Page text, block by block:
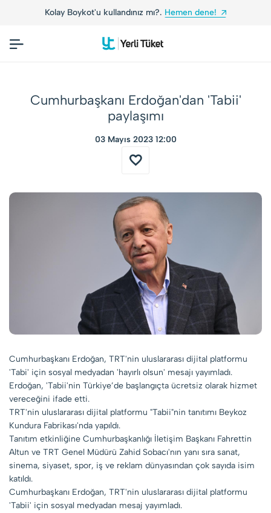
Boykot'u kullandınız mı?.Hemen dene!
Cumhurbaşkanı Erdoğan'dan 'Tabii'
paylaşımı
03 Mayıs 2023 12:00
Cumhurbaşkanı Erdoğan, TRT'nin uluslararası dijital platformu
'Tabi' için sosyal medyadan 'hayırlı olsun' mesajı yayımladı.
Erdoğan, 'Tabii'nin Türkiye’de başlangıçta ücretsiz olarak hizmet
vereceğini ifade etti.
TRT'nin uluslararası dijital platformu "Tabii"nin tanıtımı Beykoz
Kundura Fabrikası'nda yapıldı.
Tanıtım etkinliğine Cumhurbaşkanlığı İletişim Başkanı Fahrettin
Altun ve TRT Genel Müdürü Zahid Sobacı'nın yanı sıra sanat,
sinema, siyaset, spor, iş ve reklam dünyasından çok sayıda isim
katıldı.
Cumhurbaşkanı Erdoğan, TRT'nin uluslararası dijital platformu
'Tabii' için sosyal medyadan mesaj yayımladı.